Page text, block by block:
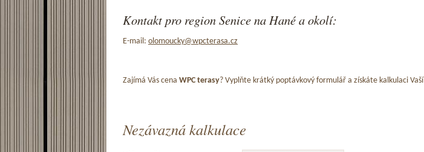
Kontakt pro region Senice na Hané a okolí:
E-mail: olomoucky@wpcterasa.cz
Zajímá Vás cena WPC terasy? Vyplňte krátký poptávkový formulář a získáte kalkulaci Vaší
Nezávazná kalkulace